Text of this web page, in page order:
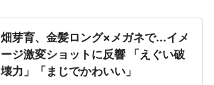
畑芽育、金髪ロング×メガネで...イメ
ージ激変ショットに反響 「えぐい破
壊力」「まじでかわいい」